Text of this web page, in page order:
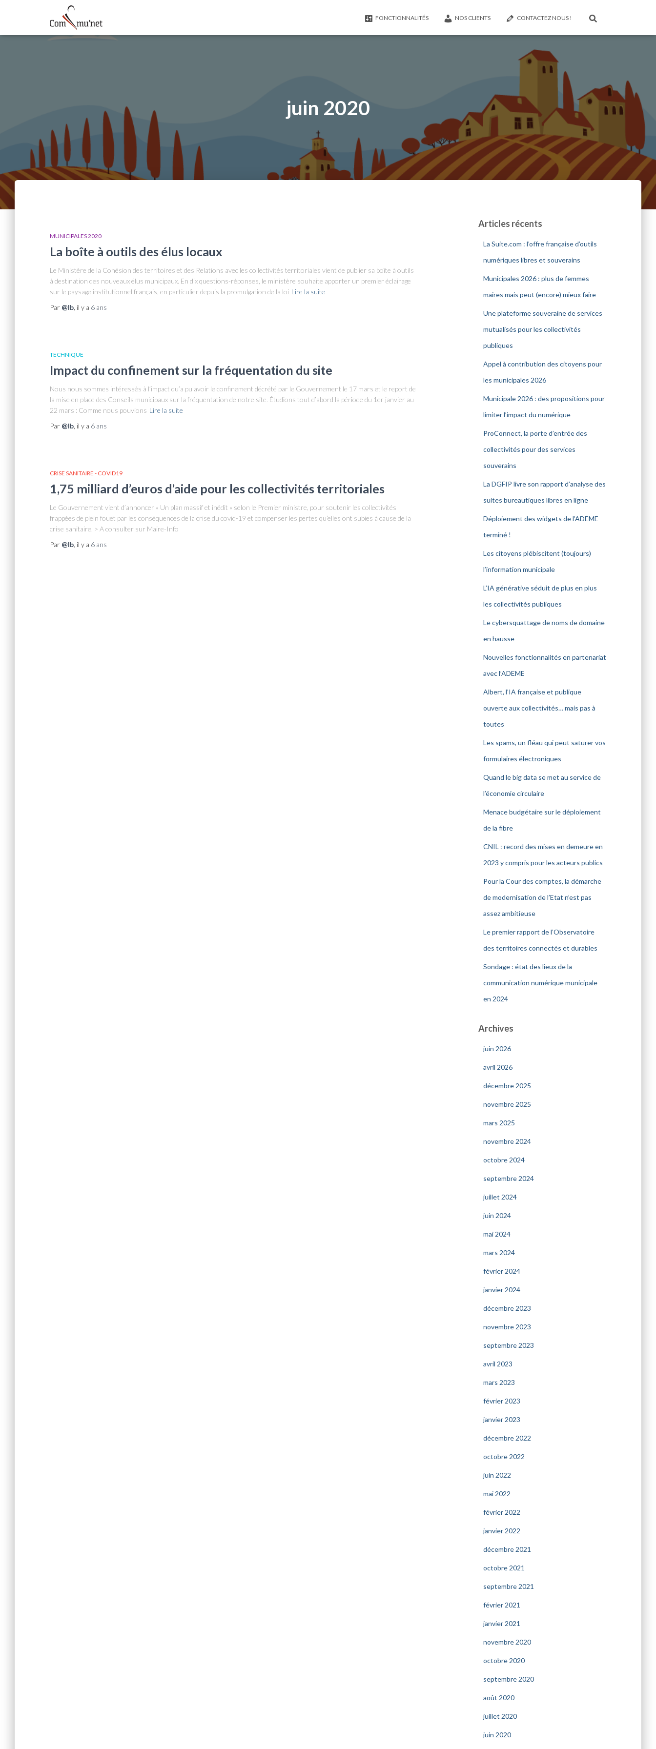
FONCTIONNALITÉS NOS CLIENTS CONTACTEZ NOUS !
juin 2020
MUNICIPALES 2020
La boîte à outils des élus locaux
Le Ministère de la Cohésion des territoires et des Relations avec les collectivités territoriales vient de publier sa boîte à outils
à destination des nouveaux élus municipaux. En dix questions-réponses, le ministère souhaite apporter un premier éclairage
sur le paysage institutionnel français, en particulier depuis la promulgation de la loi Lire la suite
Par @lb , il y a 6 ans
TECHNIQUE
Impact du confinement sur la fréquentation du site
Nous nous sommes intéressés à l’impact qu’a pu avoir le confinement décrété par le Gouvernement le 17 mars et le report de
la mise en place des Conseils municipaux sur la fréquentation de notre site. Étudions tout d’abord la période du 1er janvier au
22 mars : Comme nous pouvions Lire la suite
Par @lb , il y a 6 ans
CRISE SANITAIRE - COVID19
1,75 milliard d’euros d’aide pour les collectivités territoriales
Le Gouvernement vient d’annoncer « Un plan massif et inédit » selon le Premier ministre, pour soutenir les collectivités
frappées de plein fouet par les conséquences de la crise du covid-19 et compenser les pertes qu’elles ont subies à cause de la
crise sanitaire. > A consulter sur Maire-Info
Par @lb , il y a 6 ans
Articles récents
La Suite.com : l’offre française d’outils
numériques libres et souverains
Municipales 2026 : plus de femmes
maires mais peut (encore) mieux faire
Une plateforme souveraine de services
mutualisés pour les collectivités
publiques
Appel à contribution des citoyens pour
les municipales 2026
Municipale 2026 : des propositions pour
limiter l’impact du numérique
ProConnect, la porte d’entrée des
collectivités pour des services
souverains
La DGFIP livre son rapport d’analyse des
suites bureautiques libres en ligne
Déploiement des widgets de l’ADEME
terminé !
Les citoyens plébiscitent (toujours)
l’information municipale
L’IA générative séduit de plus en plus
les collectivités publiques
Le cybersquattage de noms de domaine
en hausse
Nouvelles fonctionnalités en partenariat
avec l’ADEME
Albert, l’IA française et publique
ouverte aux collectivités… mais pas à
toutes
Les spams, un fléau qui peut saturer vos
formulaires électroniques
Quand le big data se met au service de
l’économie circulaire
Menace budgétaire sur le déploiement
de la fibre
CNIL : record des mises en demeure en
2023 y compris pour les acteurs publics
Pour la Cour des comptes, la démarche
de modernisation de l’Etat n’est pas
assez ambitieuse
Le premier rapport de l’Observatoire
des territoires connectés et durables
Sondage : état des lieux de la
communication numérique municipale
en 2024
Archives
juin 2026
avril 2026
décembre 2025
novembre 2025
mars 2025
novembre 2024
octobre 2024
septembre 2024
juillet 2024
juin 2024
mai 2024
mars 2024
février 2024
janvier 2024
décembre 2023
novembre 2023
septembre 2023
avril 2023
mars 2023
février 2023
janvier 2023
décembre 2022
octobre 2022
juin 2022
mai 2022
février 2022
janvier 2022
décembre 2021
octobre 2021
septembre 2021
février 2021
janvier 2021
novembre 2020
octobre 2020
septembre 2020
août 2020
juillet 2020
juin 2020